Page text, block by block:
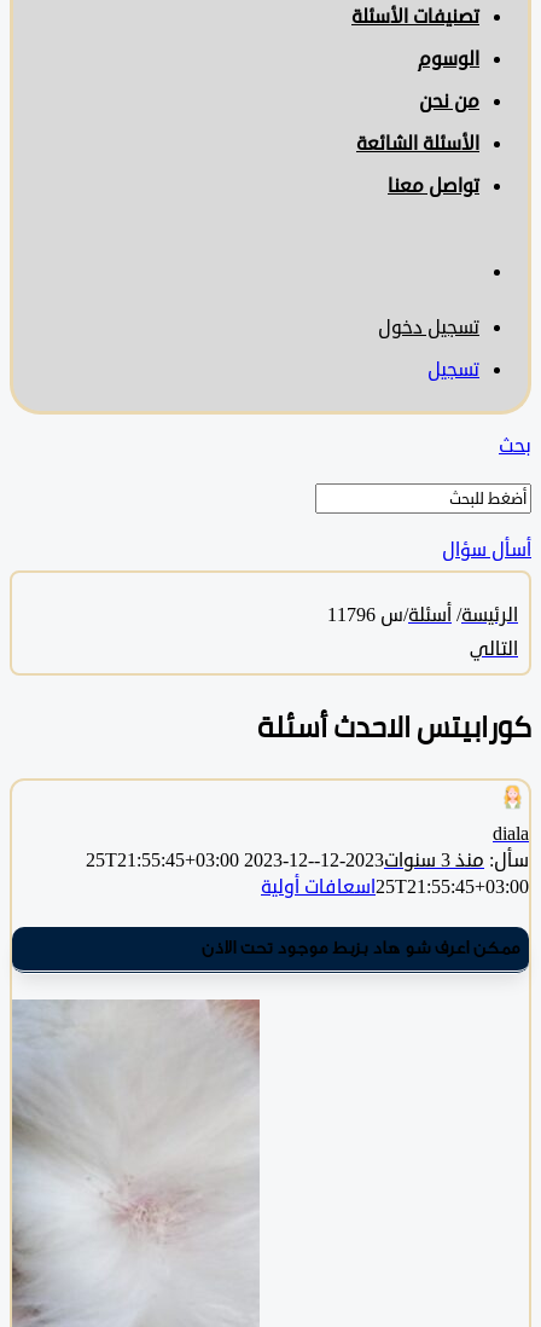
تصنيفات الأسئلة
الوسوم
من نحن
الأسئلة الشائعة
تواصل معنا
تسجيل دخول
تسجيل
سؤال
/ أسئلة/س 11796
الاحدث أسئلة
منذ 3 سنوات 2023-12-25T21:55:45+03:00
2023-12-
اسعافات أولية
اعرف شو هاد بزبط موجود تحت الاذن